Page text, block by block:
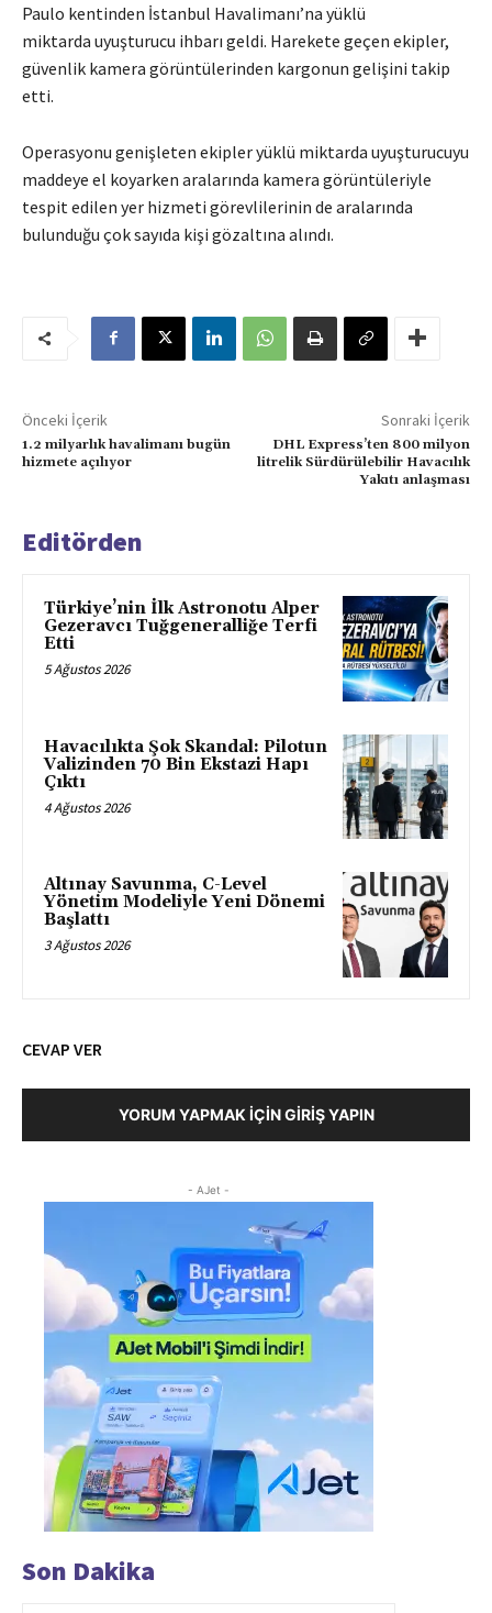
Paulo kentinden İstanbul Havalimanı’na yüklü
miktarda uyuşturucu ihbarı geldi. Harekete geçen ekipler,
güvenlik kamera görüntülerinden kargonun gelişini takip
etti.
Operasyonu genişleten ekipler yüklü miktarda uyuşturucuyu
maddeye el koyarken aralarında kamera görüntüleriyle
tespit edilen yer hizmeti görevlilerinin de aralarında
bulunduğu çok sayıda kişi gözaltına alındı.
Önceki İçerik
1.2 milyarlık havalimanı bugün
hizmete açılıyor
Sonraki İçerik
DHL Express’ten 800 milyon
litrelik Sürdürülebilir Havacılık
Yakıtı anlaşması
Editörden
Türkiye’nin İlk Astronotu Alper
Gezeravcı Tuğgeneralliğe Terfi
Etti
5 Ağustos 2026
Havacılıkta Şok Skandal: Pilotun
Valizinden 70 Bin Ekstazi Hapı
Çıktı
4 Ağustos 2026
Altınay Savunma, C-Level
Yönetim Modeliyle Yeni Dönemi
Başlattı
3 Ağustos 2026
CEVAP VER
YORUM YAPMAK İÇIN GIRIŞ YAPIN
- AJet -
Son Dakika